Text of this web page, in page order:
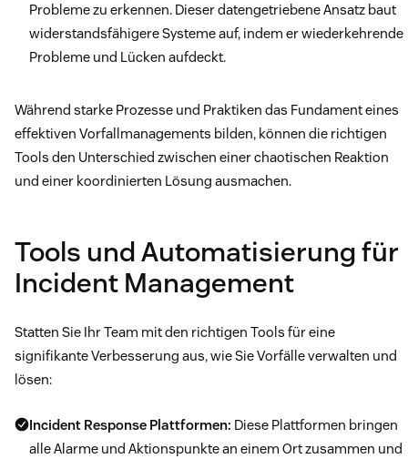
Probleme zu erkennen. Dieser datengetriebene Ansatz baut
widerstandsfähigere Systeme auf, indem er wiederkehrende
Probleme und Lücken aufdeckt.
Während starke Prozesse und Praktiken das Fundament eines
effektiven Vorfallmanagements bilden, können die richtigen
Tools den Unterschied zwischen einer chaotischen Reaktion
und einer koordinierten Lösung ausmachen.
Tools und Automatisierung für
Incident Management
Statten Sie Ihr Team mit den richtigen Tools für eine
signifikante Verbesserung aus, wie Sie Vorfälle verwalten und
lösen:
Incident Response Plattformen: Diese Plattformen bringen
alle Alarme und Aktionspunkte an einem Ort zusammen und